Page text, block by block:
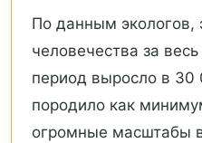
По данным экологов,
человечества за
период выросло в 30
породило как
огромные масштабы